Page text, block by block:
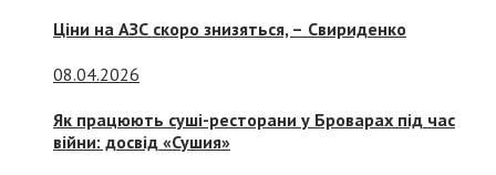
Ціни на АЗС скоро знизяться, – Свириденко
08.04.2026
Як працюють суші-ресторани у Броварах під час
війни: досвід «Сушия»